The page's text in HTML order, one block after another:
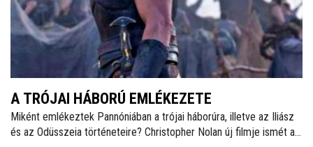
A TRÓJAI HÁBORÚ EMLÉKEZETE
Miként emlékeztek Pannóniában a trójai háborúra, illetve az Iliász
és az Odüsszeia történeteire? Christopher Nolan új filmje ismét a